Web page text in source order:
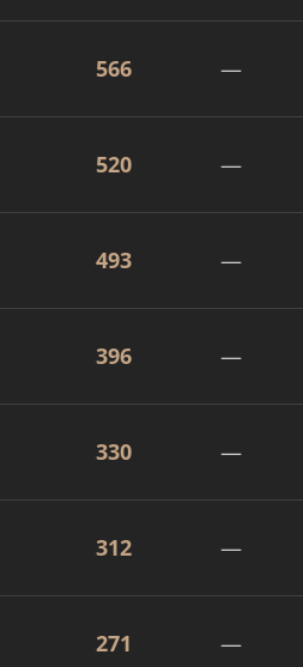
566 —
520 —
493 —
396 —
330 —
312 —
271 —